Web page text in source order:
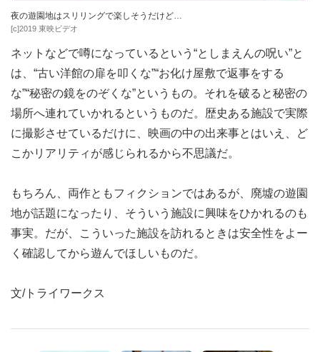
夜の遊園地はスリリングで楽しそうだけど…
[c]2019 東映ビデオ
ネットなどで噂になっているという“としまえんの呪い”と
は、“古い洋館の扉を叩くな”“お化け屋敷で返事をする
な”“秘密の鏡をのぞくな”というもの。それを破ると秘密の
場所へ連れていかれるというものだ。歴史ある施設で実際
に撮影させているだけに、映画の中の出来事とはいえ、ど
こかリアリティが感じられるから不思議だ。
もちろん、両作ともフィクションではあるが、廃墟の遊園
地が話題になったり、そういう施設に興味をひかれるのも
事実。だが、こういった施設を訪れるときは安全性をよー
く確認してから遊んでほしいものだ。
文/トライワークス